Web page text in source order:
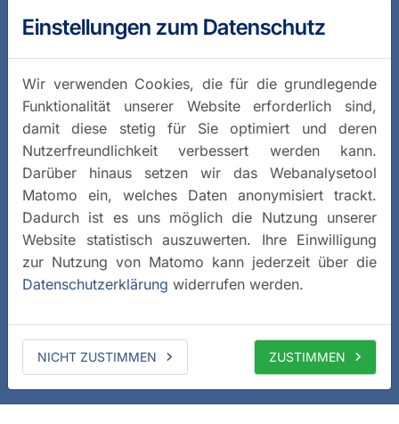
Einstellungen zum Datenschutz
Wir verwenden Cookies, die für die grundlegende
Funktionalität unserer Website erforderlich sind,
damit diese stetig für Sie optimiert und deren
Nutzerfreundlichkeit verbessert werden kann.
Darüber hinaus setzen wir das Webanalysetool
Matomo ein, welches Daten anonymisiert trackt.
Dadurch ist es uns möglich die Nutzung unserer
Website statistisch auszuwerten. Ihre Einwilligung
zur Nutzung von Matomo kann jederzeit über die
Datenschutzerklärung widerrufen werden.
NICHT ZUSTIMMEN ZUSTIMMEN